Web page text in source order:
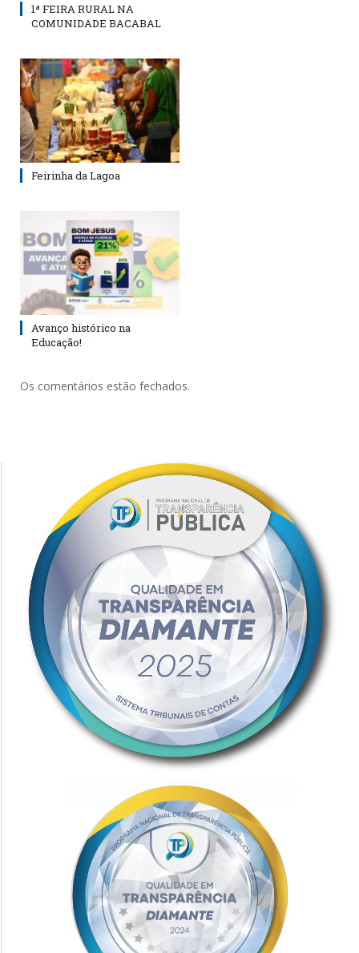
1ª FEIRA RURAL NA
COMUNIDADE BACABAL
Feirinha da Lagoa
Avanço histórico na
Educação!
Os comentários estão fechados.